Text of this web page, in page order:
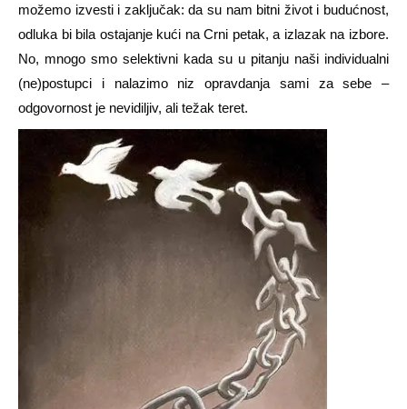
možemo izvesti i zaključak: da su nam bitni život i budućnost,
odluka bi bila ostajanje kući na Crni petak, a izlazak na izbore.
No, mnogo smo selektivni kada su u pitanju naši individualni
(ne)postupci i nalazimo niz opravdanja sami za sebe –
odgovornost je nevidiljiv, ali težak teret.